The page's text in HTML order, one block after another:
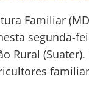
Familiar
segunda-
Rural